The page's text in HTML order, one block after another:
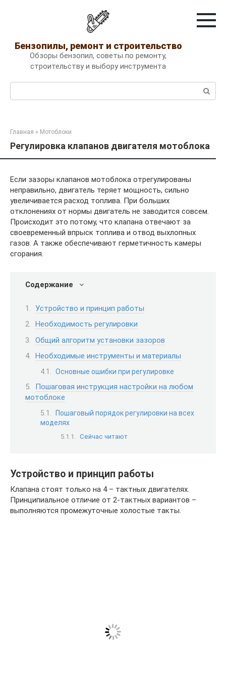
Бензопилы, ремонт и строительство
Обзоры бензопил, советы по ремонту,
строительству и выбору инструмента
Главная » Мотоблоки
Регулировка клапанов двигателя мотоблока
Если зазоры клапанов мотоблока отрегулированы
неправильно, двигатель теряет мощность, сильно
увеличивается расход топлива. При больших
отклонениях от нормы двигатель не заводится совсем.
Происходит это потому, что клапана отвечают за
своевременный впрыск топлива и отвод выхлопных
газов. А также обеспечивают герметичность камеры
сгорания.
Содержание
Устройство и принцип работы
Необходимость регулировки
Общий алгоритм установки зазоров
Необходимые инструменты и материалы
Основные ошибки при регулировке
Пошаговая инструкция настройки на любом
мотоблоке
Пошаговый порядок регулировки на всех
моделях
Сейчас читают
Устройство и принцип работы
Клапана стоят только на 4 – тактных двигателях.
Принципиальное отличие от 2-тактных вариантов –
выполняются промежуточные холостые такты.